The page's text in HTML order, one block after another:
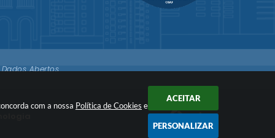
com a nossa Política de Cookies e
ACEITAR
PERSONALIZAR
o
Dados Abertos